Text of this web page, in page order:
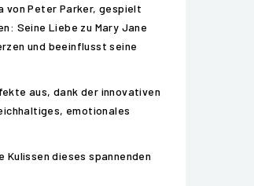
von Peter Parker, gespielt
Seine Liebe zu Mary Jane
und beeinflusst seine
aus, dank der innovativen
emotionales
dieses spannenden